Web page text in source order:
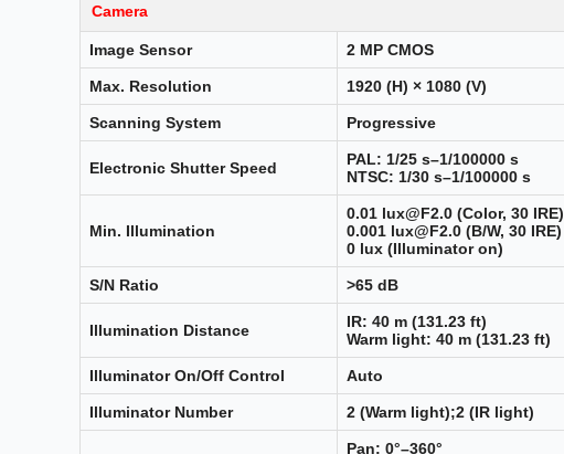
Camera
Image Sensor 2 MP CMOS
Max. Resolution 1920 (H) × 1080 (V)
Scanning System Progressive
Electronic Shutter Speed
PAL: 1/25 s–1/100000 s
NTSC: 1/30 s–1/100000 s
Min. Illumination
0.01 lux@F2.0 (Color, 30 IRE)
0.001 lux@F2.0 (B/W, 30 IRE)
0 lux (Illuminator on)
S/N Ratio >65 dB
Illumination Distance
IR: 40 m (131.23 ft)
Warm light: 40 m (131.23 ft)
Illuminator On/Off Control Auto
Illuminator Number 2 (Warm light);2 (IR light)
Pan: 0°–360°